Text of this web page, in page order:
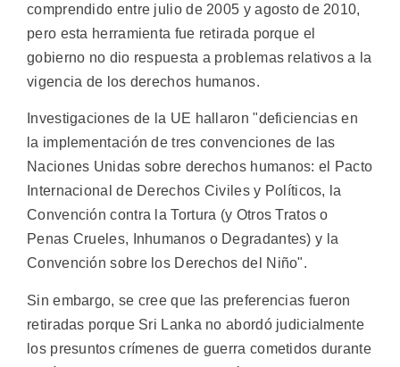
comprendido entre julio de 2005 y agosto de 2010,
pero esta herramienta fue retirada porque el
gobierno no dio respuesta a problemas relativos a la
vigencia de los derechos humanos.
Investigaciones de la UE hallaron "deficiencias en
la implementación de tres convenciones de las
Naciones Unidas sobre derechos humanos: el Pacto
Internacional de Derechos Civiles y Políticos, la
Convención contra la Tortura (y Otros Tratos o
Penas Crueles, Inhumanos o Degradantes) y la
Convención sobre los Derechos del Niño".
Sin embargo, se cree que las preferencias fueron
retiradas porque Sri Lanka no abordó judicialmente
los presuntos crímenes de guerra cometidos durante